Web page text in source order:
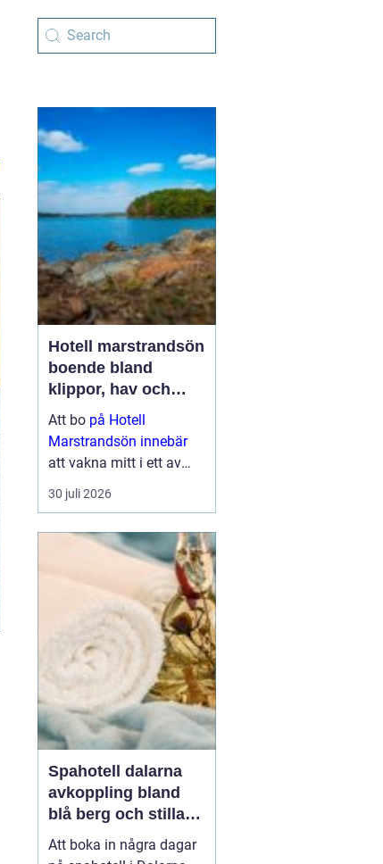
Hotell marstrandsön
boende bland
klippor, hav och
historia
Att bo på Hotell
Marstrandsön innebär
att vakna mitt i ett av
Bohusläns mest
sägenomspunna
Marstrandsön lockar
med salta bad, trånga
gränder, livlig gästhamn
och en av Sveriges mest
kända fästning...
30 juli 2026
Spahotell dalarna
avkoppling bland
blå berg och stilla
vatten
Att boka in några dagar